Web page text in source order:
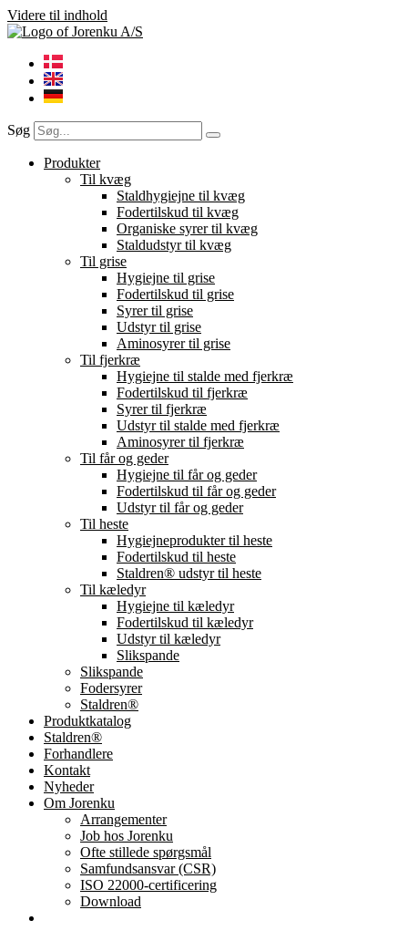
Videre til indhold
Søg
Produkter
Til kvæg
Staldhygiejne til kvæg
Fodertilskud til kvæg
Organiske syrer til kvæg
Staldudstyr til kvæg
Til grise
Hygiejne til grise
Fodertilskud til grise
Syrer til grise
Udstyr til grise
Aminosyrer til grise
Til fjerkræ
Hygiejne til stalde med fjerkræ
Fodertilskud til fjerkræ
Syrer til fjerkræ
Udstyr til stalde med fjerkræ
Aminosyrer til fjerkræ
Til får og geder
Hygiejne til får og geder
Fodertilskud til får og geder
Udstyr til får og geder
Til heste
Hygiejneprodukter til heste
Fodertilskud til heste
Staldren® udstyr til heste
Til kæledyr
Hygiejne til kæledyr
Fodertilskud til kæledyr
Udstyr til kæledyr
Slikspande
Slikspande
Fodersyrer
Staldren®
Produktkatalog
Staldren®
Forhandlere
Kontakt
Nyheder
Om Jorenku
Arrangementer
Job hos Jorenku
Ofte stillede spørgsmål
Samfundsansvar (CSR)
ISO 22000-certificering
Download